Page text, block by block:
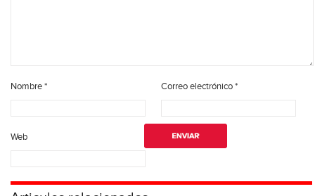
Nombre* Correo electrónico*
Web